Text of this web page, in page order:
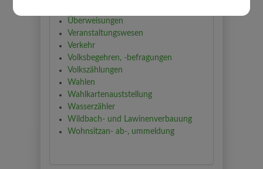
Überweisungen
Veranstaltungswesen
Verkehr
Volksbegehren, -befragungen
Volkszählungen
Wahlen
Wahlkartenauststellung
Wasserzähler
Wildbach- und Lawinenverbauung
Wohnsitzan- ab-, ummeldung